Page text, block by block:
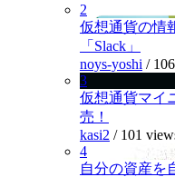
2
仮想通貨の情
「Slack」
noys-yoshi /
3
仮想通貨マイ
売！
kasi2 / 101
4
自分の資産を